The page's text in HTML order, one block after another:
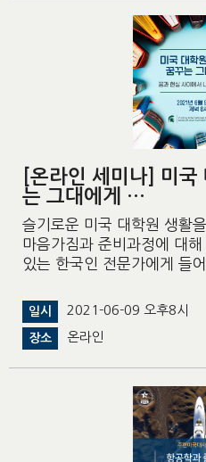
[온라인 세미나] 미
는 그대에게 …
슬기로운 미국 대학원 생활
마음가짐과 준비과정에 대
있는 한국인 전문가에게 들
일시 2021-06-09 오후8시
장소 온라인